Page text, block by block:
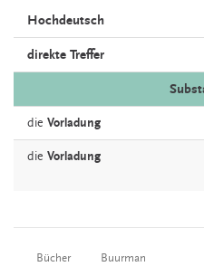
Hochdeutsch
direkte Treffer
die Vorladung
die Vorladung
Bücher Buurman